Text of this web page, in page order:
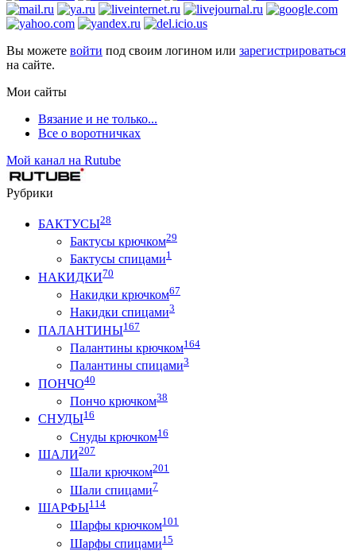
Вы можете войти под своим логином или зарегистрироваться
на сайте.
Мои сайты
Вязание и не только...
Все о воротничках
Мой канал на Rutube
Рубрики
БАКТУСЫ28
Бактусы крючком29
Бактусы спицами1
НАКИДКИ70
Накидки крючком67
Накидки спицами3
ПАЛАНТИНЫ167
Палантины крючком164
Палантины спицами3
ПОНЧО40
Пончо крючком38
СНУДЫ16
Снуды крючком16
ШАЛИ207
Шали крючком201
Шали спицами7
ШАРФЫ114
Шарфы крючком101
Шарфы спицами15